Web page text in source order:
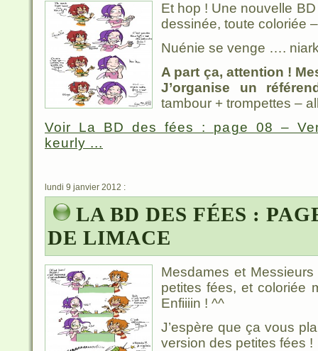
Et hop ! Une nouvelle
dessinée, toute coloriée
Nuénie se venge ….
A part ça, attention !
J’organise un
tambour + trompettes –
Voir La BD des fées : page 08 –
keurly ...
lundi 9 janvier 2012 :
LA BD DES FÉES :
DE LIMACE
Mesdames et
petites fées, et coloriée
Enfiiiin ! ^^
J’espère que ça vous
version des petites fées !